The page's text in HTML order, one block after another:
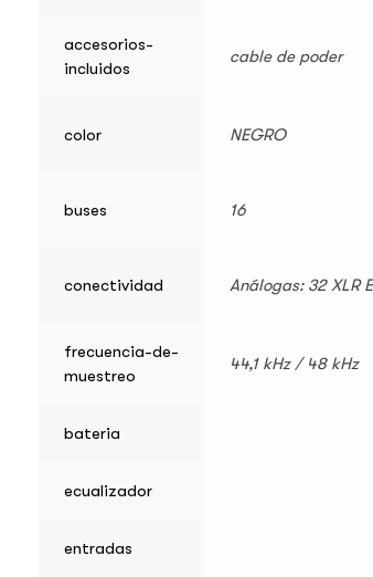
accesorios-
incluidos
cable de poder
color NEGRO
buses 16
conectividad Análogas: 32 XLR
frecuencia-de-
muestreo
44,1 kHz / 48 kHz
bateria
ecualizador
entradas